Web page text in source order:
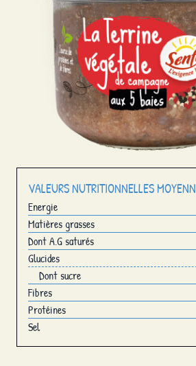
VALEURS NUTRITIONNELLES
Energie
Matières grasses
Dont A.G saturés
Glucides
Dont sucre
Fibres
Protéines
Sel